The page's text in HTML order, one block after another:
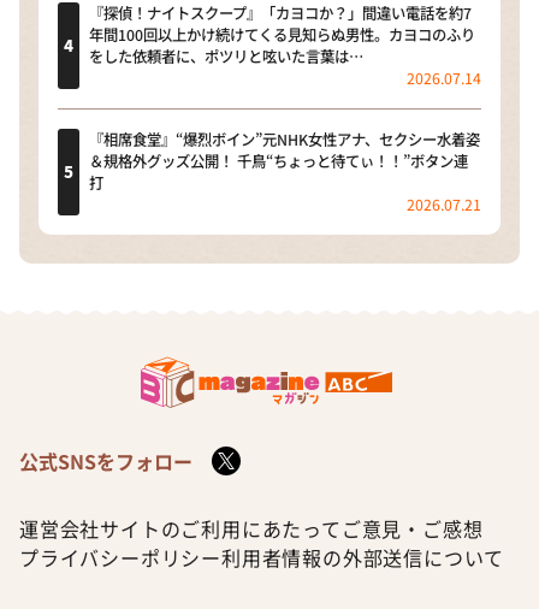
『探偵！ナイトスクープ』「カヨコか？」間違い電話を約7
年間100回以上かけ続けてくる見知らぬ男性。カヨコのふり
をした依頼者に、ポツリと呟いた言葉は…
2026.07.14
『相席食堂』“爆烈ボイン”元NHK女性アナ、セクシー水着姿
＆規格外グッズ公開！ 千鳥“ちょっと待てぃ！！”ボタン連
打
2026.07.21
公式SNSをフォロー
運営会社サイトのご利用にあたって ご意見・ご感想
プライバシーポリシー利用者情報の外部送信について